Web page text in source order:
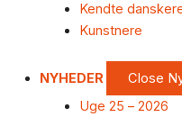
Kendte
Kunstnere
NYHEDER Close
Uge 25 – 2026